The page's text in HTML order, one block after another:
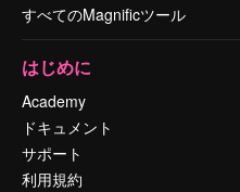
すべてのMagnificツール
はじめに
Academy
ドキュメント
サポート
利用規約